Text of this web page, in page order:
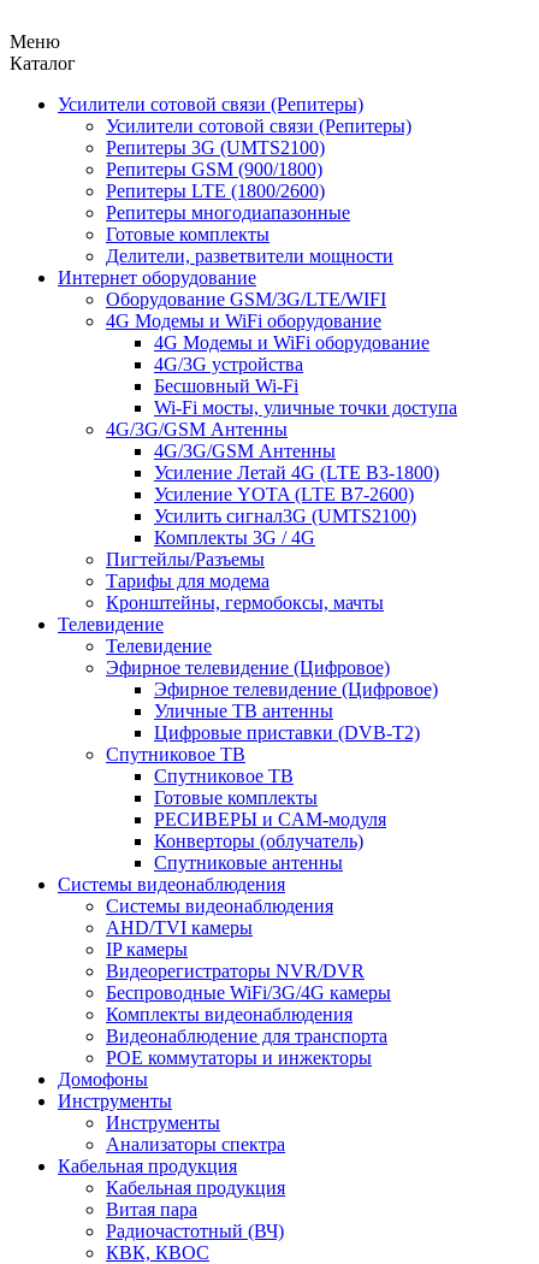
Меню
Каталог
Усилители сотовой связи (Репитеры)
Усилители сотовой связи (Репитеры)
Репитеры 3G (UMTS2100)
Репитеры GSM (900/1800)
Репитеры LTE (1800/2600)
Репитеры многодиапазонные
Готовые комплекты
Делители, разветвители мощности
Интернет оборудование
Оборудование GSM/3G/LTE/WIFI
4G Модемы и WiFi оборудование
4G Модемы и WiFi оборудование
4G/3G устройства
Бесшовный Wi-Fi
Wi-Fi мосты, уличные точки доступа
4G/3G/GSM Антенны
4G/3G/GSM Антенны
Усиление Летай 4G (LTE B3-1800)
Усиление YOTA (LTE B7-2600)
Усилить сигнал3G (UMTS2100)
Комплекты 3G / 4G
Пигтейлы/Разъемы
Тарифы для модема
Кронштейны, гермобоксы, мачты
Телевидение
Телевидение
Эфирное телевидение (Цифровое)
Эфирное телевидение (Цифровое)
Уличные ТВ антенны
Цифровые приставки (DVB-T2)
Спутниковое ТВ
Спутниковое ТВ
Готовые комплекты
РЕСИВЕРЫ и CAM-модуля
Конверторы (облучатель)
Спутниковые антенны
Системы видеонаблюдения
Системы видеонаблюдения
AHD/TVI камеры
IP камеры
Видеорегистраторы NVR/DVR
Беспроводные WiFi/3G/4G камеры
Комплекты видеонаблюдения
Видеонаблюдение для транспорта
POE коммутаторы и инжекторы
Домофоны
Инструменты
Инструменты
Анализаторы спектра
Кабельная продукция
Кабельная продукция
Витая пара
Радиочастотный (ВЧ)
КВК, КВОС